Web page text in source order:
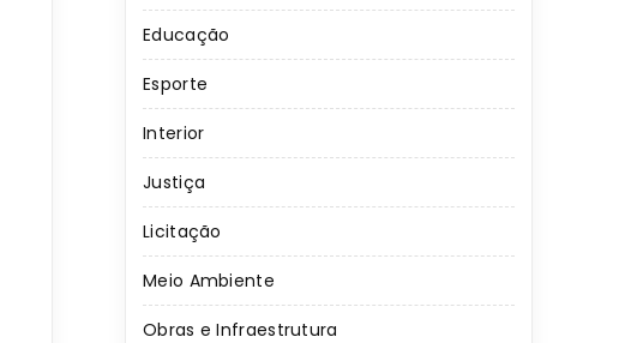
Educação
Esporte
Interior
Justiça
Licitação
Meio Ambiente
Obras e Infraestrutura